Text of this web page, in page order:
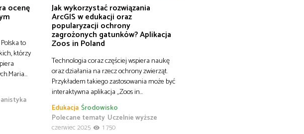
ocenę
to
którzy
Jak wykorzystać rozwiązania
ArcGIS w edukacji oraz
popularyzacji ochrony
zagrożonych gatunków? Aplikacja
Zoos in Poland
Technologia coraz częściej wspiera naukę
oraz działania na rzecz ochrony zwierząt.
Przykładem takiego zastosowania może być
interaktywna aplikacja „Zoos in…
Edukacja
Polecane tematy
Środowisko
Uczelnie wyższe
czerwiec 2025
1 750